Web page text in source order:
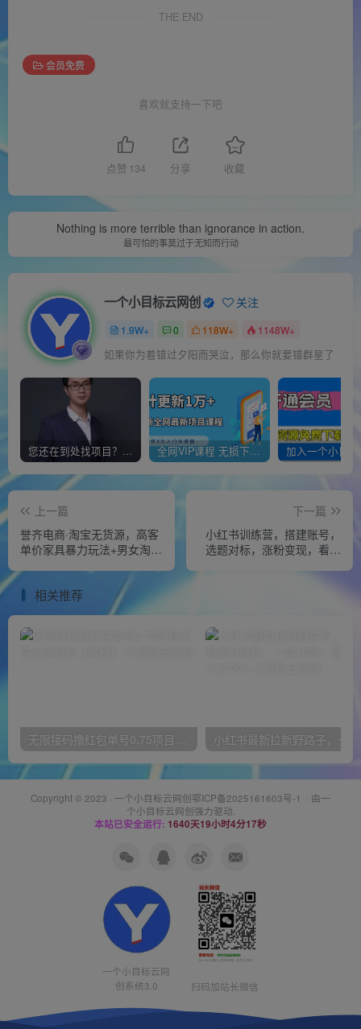
THE END
会员免费
喜欢就支持一下吧
点赞 134 分享 收藏
Nothing is more terrible than ignorance in action.
最可怕的事莫过于无知而行动
一个小目标云网创 关注
1.9W+ 0 118W+ 1148W+
如果你为着错过夕阳而哭泣，那么你就要错群星了
您还在到处找项目？还在当韭菜？我靠经营“一个小目标网创商城”年入百W+，曾经我也负债累累! 全网VIP课程 无损下载~
上一篇
誉齐电商·淘宝无货源，高客
单价家具暴力玩法+男女淘宝
下一篇
小红书训练营，搭建账号，
选题对标，涨粉变现，看透
相关推荐
无限接码撸红包单号0.75项目无偿分享给你【揭秘】
Copyright © 2023 · 一个小目标云网创鄂ICP备2025161603号-1 · 由一
个小目标云网创强力驱动.
本站已安全运行: 1640天19小时4分17秒
一个小目标云网
创系统3.0
扫码加站长微信